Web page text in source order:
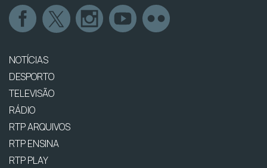
NOTÍCIAS
DESPORTO
TELEVISÃO
RÁDIO
RTP ARQUIVOS
RTP ENSINA
RTP PLAY